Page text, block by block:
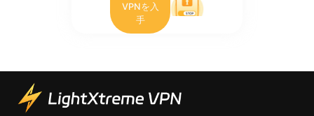
VPNを入
手